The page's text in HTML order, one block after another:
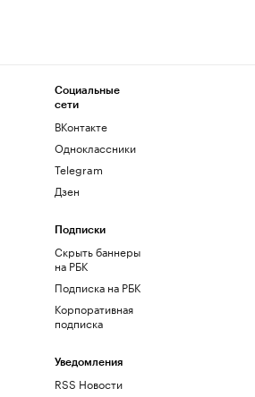
Социальные
сети
ВКонтакте
Одноклассники
Telegram
Дзен
Подписки
Скрыть баннеры
на РБК
Подписка на РБК
Корпоративная
подписка
Уведомления
RSS Новости